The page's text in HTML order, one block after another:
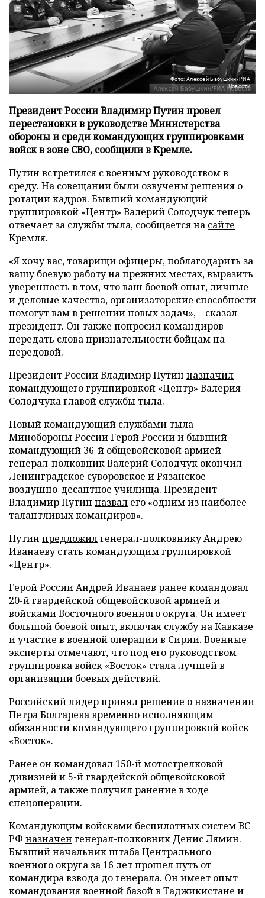
Фото: Алексей Бабушкин/РИА
Новости
Президент России Владимир Путин провел
перестановки в руководстве Министерства
обороны и среди командующих группировками
войск в зоне СВО, сообщили в Кремле.
Путин встретился с военным руководством в
среду. На совещании были озвучены решения о
ротации кадров. Бывший командующий
группировкой «Центр» Валерий Солодчук теперь
отвечает за службы тыла, сообщается на сайте
Кремля.
«Я хочу вас, товарищи офицеры, поблагодарить за
вашу боевую работу на прежних местах, выразить
уверенность в том, что ваш боевой опыт, личные
и деловые качества, организаторские способности
помогут вам в решении новых задач», – сказал
президент. Он также попросил командиров
передать слова признательности бойцам на
передовой.
Президент России Владимир Путин назначил
командующего группировкой «Центр» Валерия
Солодчука главой службы тыла.
Новый командующий службами тыла
Минобороны России Герой России и бывший
командующий 36-й общевойсковой армией
генерал-полковник Валерий Солодчук окончил
Ленинградское суворовское и Рязанское
воздушно-десантное училища. Президент
Владимир Путин назвал его «одним из наиболее
талантливых командиров».
Путин предложилгенерал-полковнику Андрею
Иванаеву стать командующим группировкой
«Центр».
Герой России Андрей Иванаев ранее командовал
20-й гвардейской общевойсковой армией и
войсками Восточного военного округа. Он имеет
большой боевой опыт, включая службу на Кавказе
и участие в военной операции в Сирии. Военные
эксперты отмечают, что под его руководством
группировка войск «Восток» стала лучшей в
организации боевых действий.
Российский лидерпринял решение о назначении
Петра Болгарева временно исполняющим
обязанности командующего группировкой войск
«Восток».
Ранее он командовал 150-й мотострелковой
дивизией и 5-й гвардейской общевойсковой
армией, а также получил ранение в ходе
спецоперации.
Командующим войсками беспилотных систем ВС
РФ назначен генерал-полковник Денис Лямин.
Бывший начальник штаба Центрального
военного округа за 16 лет прошел путь от
командира взвода до генерала. Он имеет опыт
командования военной базой в Таджикистане и